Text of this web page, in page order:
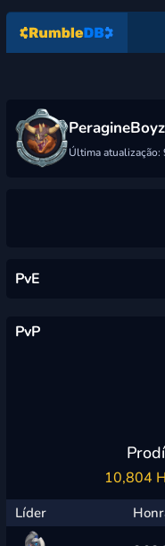
PeragineBoyz
Última atualização:
PvE
PvP
10,804
Líder